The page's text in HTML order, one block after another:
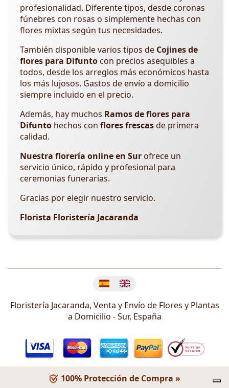
profesionalidad. Diferente tipos, desde coronas
fúnebres con rosas o simplemente hechas con
flores mixtas según tus necesidades.
También disponible varios tipos de Cojines de
flores para Difuntocon precios asequibles a
todos, desde los arreglos más económicos hasta
los más lujosos. Gastos de envío a domicilio
siempre incluido en el precio.
Además, hay muchos Ramos de flores para
Difunto hechos con flores frescasde primera
calidad.
Nuestra florería onlineen Sur ofrece un
servicio único, rápido y profesional para
ceremonias funerarias.
Gracias por elegir nuestro servicio.
Florista Floristería Jacaranda
Floristería Jacaranda, Venta y Envío de Flores y Plantas
a Domicilio -Sur, España
100% Protección de Compra »